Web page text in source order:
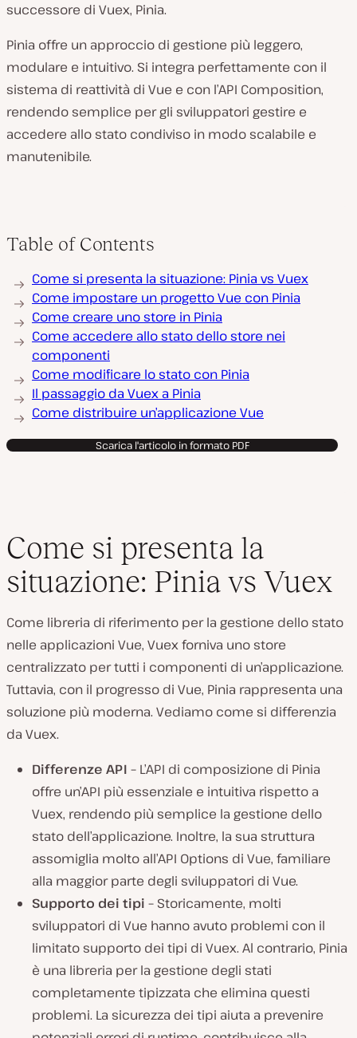
successore di Vuex, Pinia.
Pinia offre un approccio di gestione più leggero,
modulare e intuitivo. Si integra perfettamente con il
sistema di reattività di Vue e con l’API Composition,
rendendo semplice per gli sviluppatori gestire e
accedere allo stato condiviso in modo scalabile e
manutenibile.
Table of Contents
Come si presenta la situazione: Pinia vs Vuex
Come impostare un progetto Vue con Pinia
Come creare uno store in Pinia
Come accedere allo stato dello store nei
componenti
Come modificare lo stato con Pinia
Il passaggio da Vuex a Pinia
Come distribuire un’applicazione Vue
Scarica l'articolo in formato PDF
Come si presenta la
situazione: Pinia vs Vuex
Come libreria di riferimento per la gestione dello stato
nelle applicazioni Vue, Vuex forniva uno store
centralizzato per tutti i componenti di un’applicazione.
Tuttavia, con il progresso di Vue, Pinia rappresenta una
soluzione più moderna. Vediamo come si differenzia
da Vuex.
Differenze API – L’API di composizione di Pinia
offre un’API più essenziale e intuitiva rispetto a
Vuex, rendendo più semplice la gestione dello
stato dell’applicazione. Inoltre, la sua struttura
assomiglia molto all’API Options di Vue, familiare
alla maggior parte degli sviluppatori di Vue.
Supporto dei tipi – Storicamente, molti
sviluppatori di Vue hanno avuto problemi con il
limitato supporto dei tipi di Vuex. Al contrario, Pinia
è una libreria per la gestione degli stati
completamente tipizzata che elimina questi
problemi. La sicurezza dei tipi aiuta a prevenire